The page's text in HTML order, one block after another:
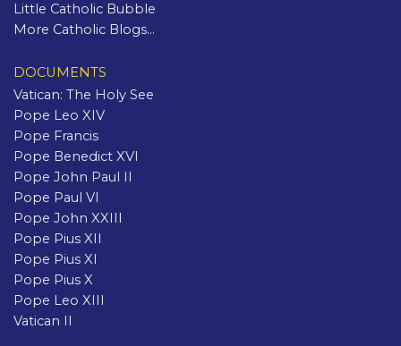
Little Catholic Bubble
More Catholic Blogs...
DOCUMENTS
Vatican: The Holy See
Pope Leo XIV
Pope Francis
Pope Benedict XVI
Pope John Paul II
Pope Paul VI
Pope John XXIII
Pope Pius XII
Pope Pius XI
Pope Pius X
Pope Leo XIII
Vatican II